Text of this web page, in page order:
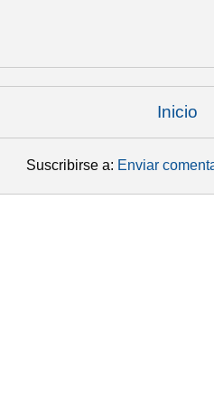
Inicio
Suscribirse a: Enviar